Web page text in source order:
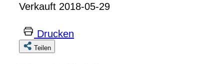
Verkauft 2018-05-29
Drucken
Teilen